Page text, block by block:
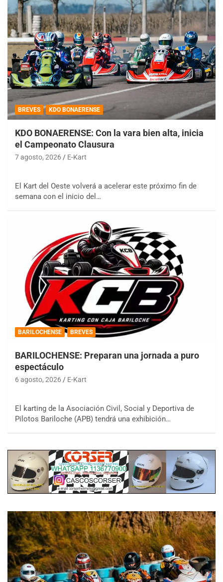
BREVES KDO BONAERENSE
KDO BONAERENSE: Con la vara bien alta, inicia
el Campeonato Clausura
7 agosto, 2026 E-Kart
El Kart del Oeste volverá a acelerar este próximo fin de
semana con el inicio del…
BARILOCHENSE BREVES
BARILOCHENSE: Preparan una jornada a puro
espectáculo
6 agosto, 2026 E-Kart
El karting de la Asociación Civil, Social y Deportiva de
Pilotos Bariloche (APB) tendrá una exhibición…